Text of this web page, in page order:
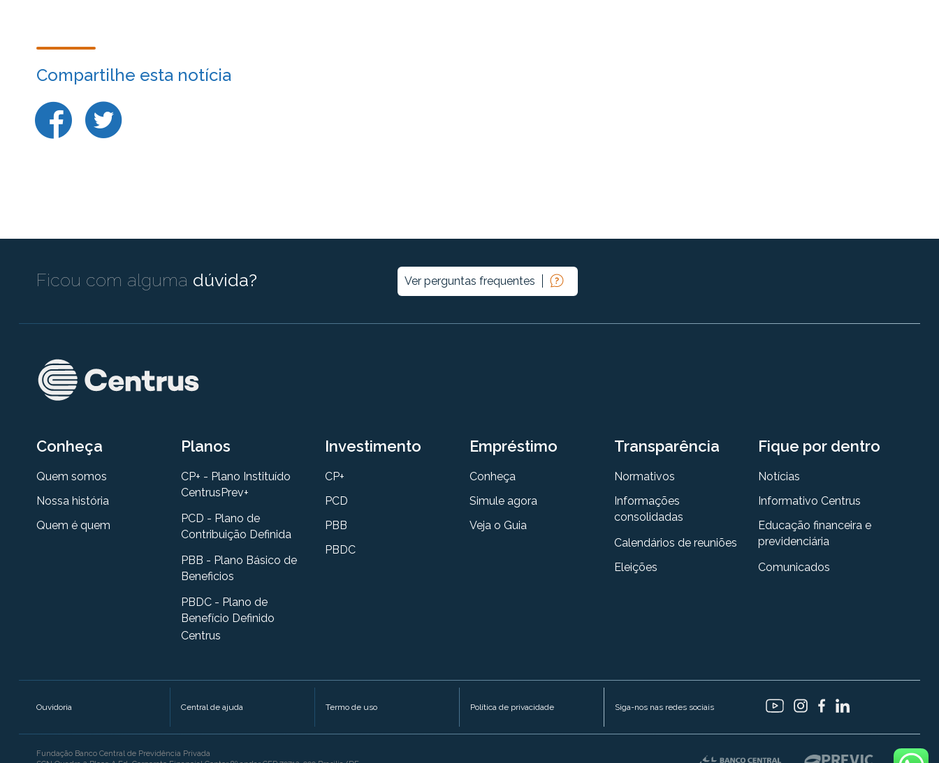
Compartilhe esta notícia
Ficou com alguma dúvida? Ver perguntas frequentes
Conheça
Quem somos
Nossa história
Quem é quem
Planos
CP+ - Plano Instituído
CentrusPrev+
PCD - Plano de
Contribuição Definida
PBB - Plano Básico de
Beneficios
PBDC - Plano de
Benefício Definido
Centrus
Investimento
CP+
PCD
PBB
PBDC
Empréstimo
Conheça
Simule agora
Veja o Guia
Transparência
Normativos
Informações
consolidadas
Calendários de reuniões
Eleições
Fique por dentro
Notícias
Informativo Centrus
Educação financeira e
previdenciária
Comunicados
Ouvidoria Central de ajuda Termo de uso Política de privacidade Siga-nos nas redes sociais
Fundação Banco Central de Previdência Privada